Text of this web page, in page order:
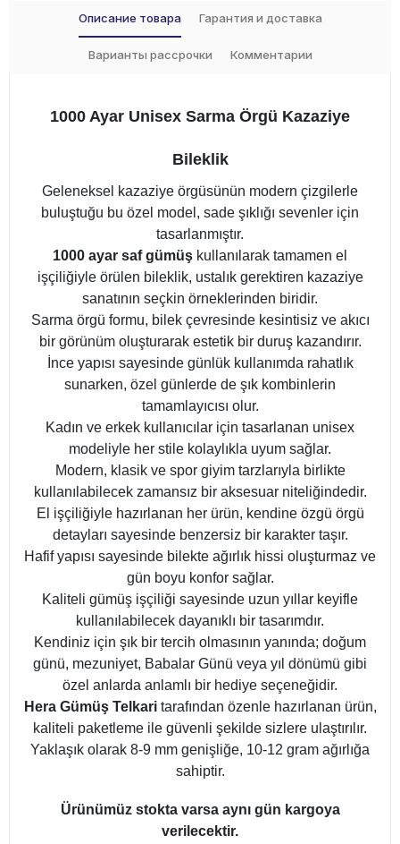
Описание товара Гарантия и доставка
Варианты рассрочки Комментарии
1000 Ayar Unisex Sarma Örgü Kazaziye
Bileklik
Geleneksel kazaziye örgüsünün modern çizgilerle
buluştuğu bu özel model, sade şıklığı sevenler için
tasarlanmıştır.
1000 ayar saf gümüş kullanılarak tamamen el
işçiliğiyle örülen bileklik, ustalık gerektiren kazaziye
sanatının seçkin örneklerinden biridir.
Sarma örgü formu, bilek çevresinde kesintisiz ve akıcı
bir görünüm oluşturarak estetik bir duruş kazandırır.
İnce yapısı sayesinde günlük kullanımda rahatlık
sunarken, özel günlerde de şık kombinlerin
tamamlayıcısı olur.
Kadın ve erkek kullanıcılar için tasarlanan unisex
modeliyle her stile kolaylıkla uyum sağlar.
Modern, klasik ve spor giyim tarzlarıyla birlikte
kullanılabilecek zamansız bir aksesuar niteliğindedir.
El işçiliğiyle hazırlanan her ürün, kendine özgü örgü
detayları sayesinde benzersiz bir karakter taşır.
Hafif yapısı sayesinde bilekte ağırlık hissi oluşturmaz ve
gün boyu konfor sağlar.
Kaliteli gümüş işçiliği sayesinde uzun yıllar keyifle
kullanılabilecek dayanıklı bir tasarımdır.
Kendiniz için şık bir tercih olmasının yanında; doğum
günü, mezuniyet, Babalar Günü veya yıl dönümü gibi
özel anlarda anlamlı bir hediye seçeneğidir.
Hera Gümüş Telkaritarafından özenle hazırlanan ürün,
kaliteli paketleme ile güvenli şekilde sizlere ulaştırılır.
Yaklaşık olarak 8-9 mm genişliğe, 10-12 gram ağırlığa
sahiptir.
Ürünümüz stokta varsa aynı gün kargoya
verilecektir.